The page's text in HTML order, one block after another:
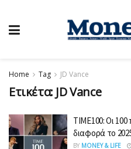
Home Tag JD Vance
Ετικέτα: JD Vance
TIME100: Οι
διαφορά το
BY MONEY & LIFE